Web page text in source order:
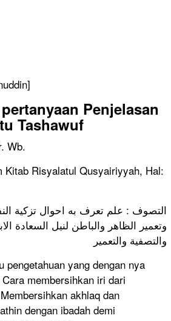
Penjelasan
Tashawuf
Wb.
Kitab Risyalatul Qusyairiyyah, Hal:
التصوف : علم تعرف به احوال تزكية
وتعمير الظاهر والباطن لنيل السعادة
والتصفية والتعمير
pengetahuan yang dengan nya
membersihkan iri dari
akhlaq dan
dengan ibadah demi